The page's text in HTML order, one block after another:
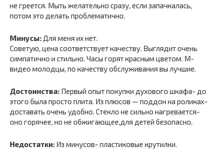
не греется. Мыть желательно сразу, если запачкалась,
потом это делать проблематично.
Минусы: Для меня их нет.
Советую, цена соответствует качеству. Выглядит очень
симпатично и стильно. Часы горят красным цветом. М-
видео молодцы, по качеству обслуживания вы лучшие.
Достоинства: Первый опыт покупки духового шкафа- до
этого была просто плита. Из плюсов — поддон на роликах-
доставать очень удобно. Стекло не сильно нагревается-
оно горячее, но не обжигающее,для детей безопасно.
Недостатки: Из минусов- пластиковые крутилки.